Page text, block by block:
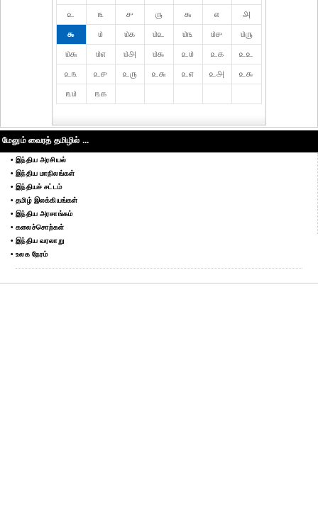
௨
௩ ௪ ௫ ௬ ௭
௮
௯
௰ ௰௧ ௰௨ ௰௩ ௰௪
௰௫
௰௬
௰௭ ௰௮ ௰௯ ௨௰ ௨௧
௨௨
௨௩
௨௪ ௨௫ ௨௬ ௨௭ ௨௮
௨௯
௩௰
௩௧
மேலும் வைரத் தமிழில் ...
• இந்திய அரசியல்
• இந்திய மாநிலங்கள்
• இந்தியச் சட்டம்
• தமிழ் இலக்கியங்கள்
• இந்திய அரசாங்கம்
• கலைச்சொற்கள்
• இந்திய வரலாறு
• உலக நேரம்